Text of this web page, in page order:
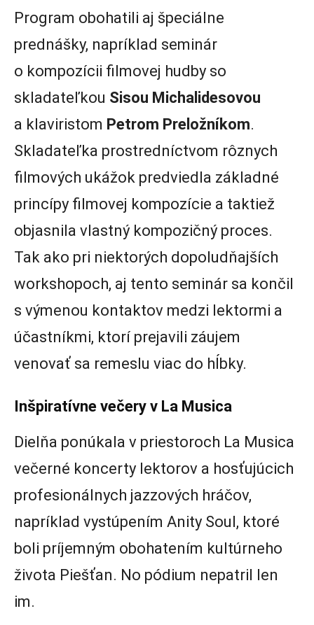
Program obohatili aj špeciálne
prednášky, napríklad seminár
o kompozícii filmovej hudby so
skladateľkou Sisou Michalidesovou
a klaviristom Petrom Preložníkom.
Skladateľka prostredníctvom rôznych
filmových ukážok predviedla základné
princípy filmovej kompozície a taktiež
objasnila vlastný kompozičný proces.
Tak ako pri niektorých dopoludňajších
workshopoch, aj tento seminár sa končil
s výmenou kontaktov medzi lektormi a
účastníkmi, ktorí prejavili záujem
venovať sa remeslu viac do hĺbky.
Inšpiratívne večery v La Musica
Dielňa ponúkala v priestoroch La Musica
večerné koncerty lektorov a hosťujúcich
profesionálnych jazzových hráčov,
napríklad vystúpením Anity Soul, ktoré
boli príjemným obohatením kultúrneho
života Piešťan. No pódium nepatril len
im.